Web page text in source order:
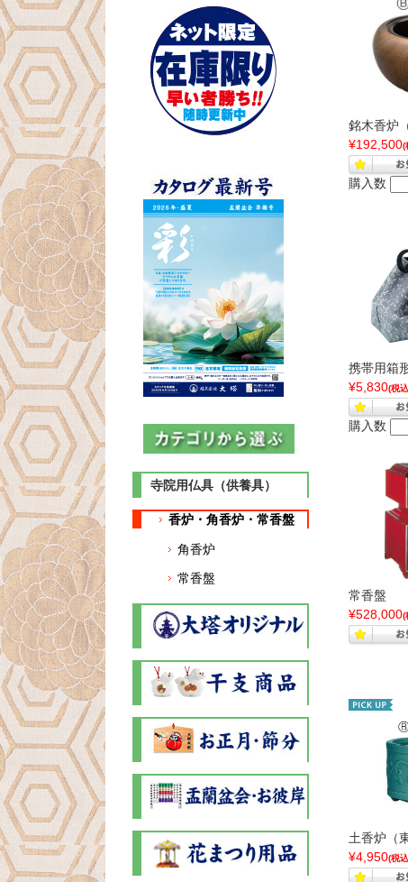
銘木香炉
¥192,500(
購入数
携帯用箱
¥5,830(税
購入数
常香盤
¥528,000(
土香炉（
¥4,950(税
寺院用仏具（供養具）
香炉・角香炉・常香盤
角香炉
常香盤